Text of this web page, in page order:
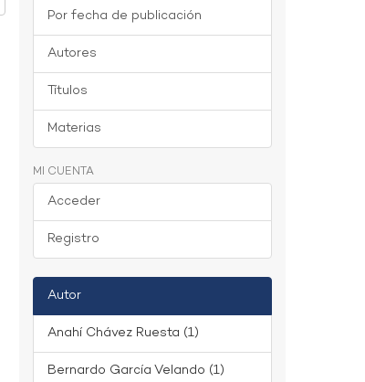
Por fecha de publicación
Autores
Títulos
Materias
MI CUENTA
Acceder
Registro
Autor
Anahí Chávez Ruesta (1)
Bernardo García Velando (1)